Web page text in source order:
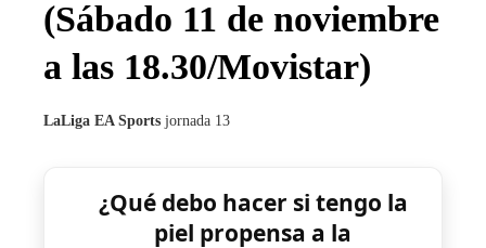
(Sábado 11 de noviembre
a las 18.30/Movistar)
LaLiga EA Sports jornada 13
¿Qué debo hacer si tengo la
piel propensa a la